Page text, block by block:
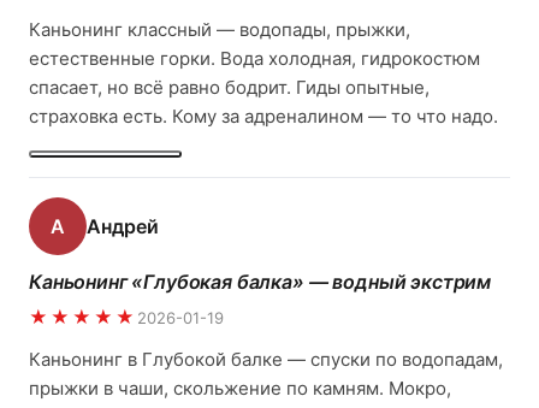
Каньонинг классный — водопады, прыжки,
естественные горки. Вода холодная, гидрокостюм
спасает, но всё равно бодрит. Гиды опытные,
страховка есть. Кому за адреналином — то что надо.
А Андрей
Каньонинг «Глубокая балка» — водный экстрим
★★★★★ 2026-01-19
Каньонинг в Глубокой балке — спуски по водопадам,
прыжки в чаши, скольжение по камням. Мокро,